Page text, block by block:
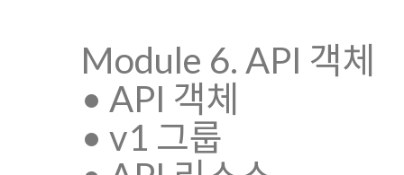
Module 6. API 객체
• API 객체
• v1 그룹